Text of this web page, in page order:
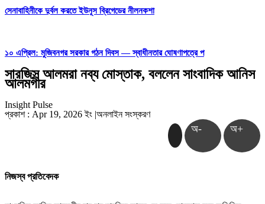
সেনাবাহিনীকে দুর্বল করতে ইউনূস ব্রিগেডের নীলনকশা
১০ এপ্রিল: মুজিবনগর সরকার গঠন দিবস — স্বাধীনতার ঘোষণাপত্রে প
সারজিস আলমরা নব্য মোস্তাক, বললেন সাংবাদিক আনিস
আলমগীর
Insight Pulse
প্রকাশ : Apr 19, 2026 ইং |অনলাইন সংস্করণ
অ- অ+
নিজস্ব প্রতিবেদক